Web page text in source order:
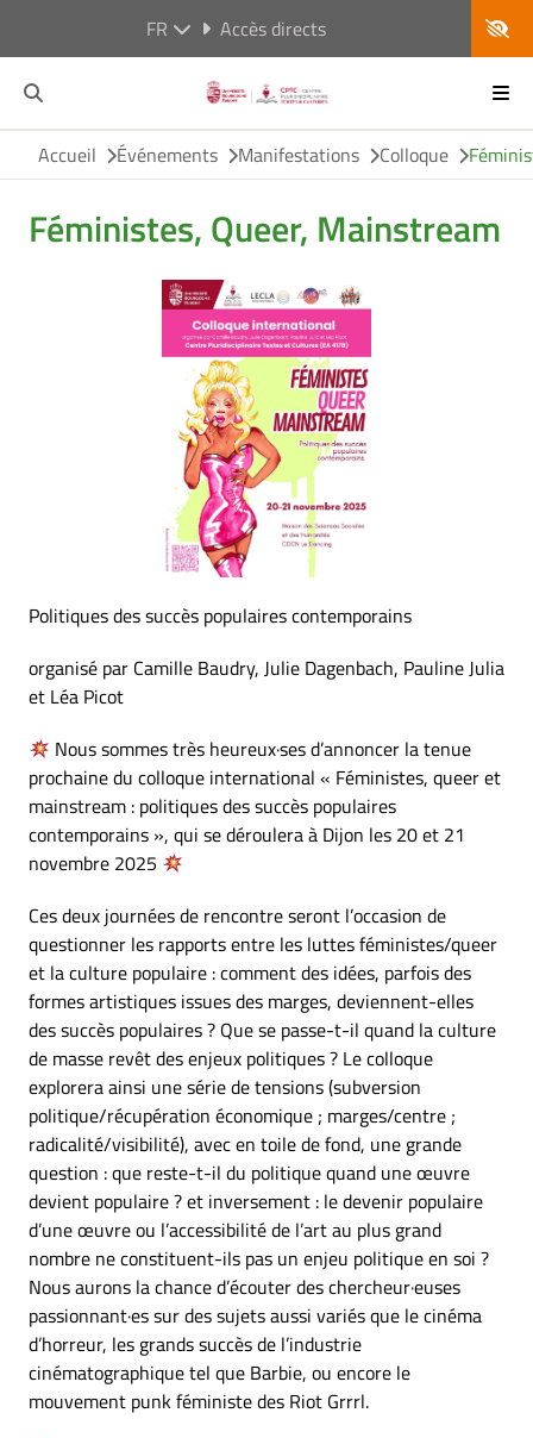
FR Accès directs
Accueil Événements Manifestations Colloque
Féministes, Queer, Mainstream
Politiques des succès populaires contemporains
organisé par Camille Baudry, Julie Dagenbach, Pauline Julia
et Léa Picot
Nous sommes très heureux·ses d’annoncer la tenue
prochaine du colloque international « Féministes, queer et
mainstream : politiques des succès populaires
contemporains », qui se déroulera à Dijon les 20 et 21
novembre 2025
Ces deux journées de rencontre seront l’occasion de
questionner les rapports entre les luttes féministes/queer
et la culture populaire : comment des idées, parfois des
formes artistiques issues des marges, deviennent-elles
des succès populaires ? Que se passe-t-il quand la culture
de masse revêt des enjeux politiques ? Le colloque
explorera ainsi une série de tensions (subversion
politique/récupération économique ; marges/centre ;
radicalité/visibilité), avec en toile de fond, une grande
question : que reste-t-il du politique quand une œuvre
devient populaire ? et inversement : le devenir populaire
d’une œuvre ou l’accessibilité de l’art au plus grand
nombre ne constituent-ils pas un enjeu politique en soi ?
Nous aurons la chance d’écouter des chercheur·euses
passionnant·es sur des sujets aussi variés que le cinéma
d’horreur, les grands succès de l’industrie
cinématographique tel que Barbie, ou encore le
mouvement punk féministe des Riot Grrrl.